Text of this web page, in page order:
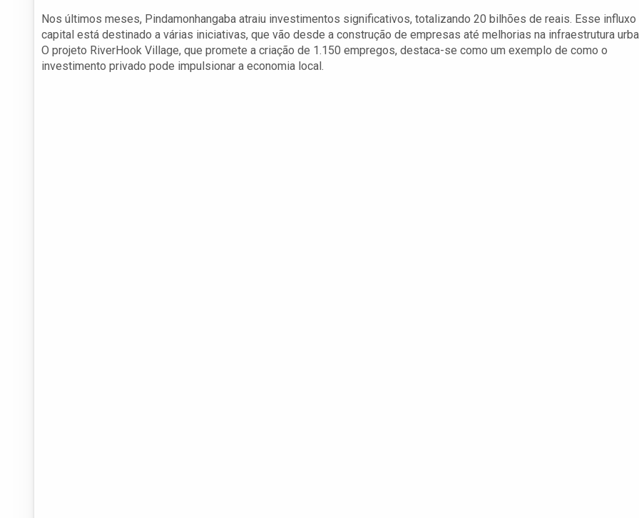
Nos últimos meses, Pindamonhangaba atraiu investimentos significativos, totalizando 20 bilhões de reais. Esse influxo
capital está destinado a várias iniciativas, que vão desde a construção de empresas até melhorias na infraestrutura
O projeto RiverHook Village, que promete a criação de 1.150 empregos, destaca-se como um exemplo de como o
investimento privado pode impulsionar a economia local.